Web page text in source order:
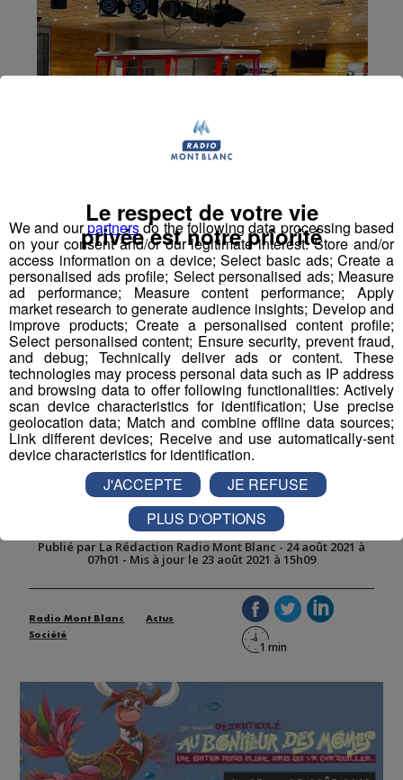
Le Grand-Bornand : Le festival au
Bonheur des mômes a commencé
en version très allégée
Publié par La Rédaction Radio Mont Blanc - 24 août 2021 à
07h01 - Mis à jour le 23 août 2021 à 15h09
Radio Mont Blanc
Actus
Société
We and ourpartnersdo the following data processing based
on your consent and/or our legitimate interest: Store and/or
access information on a device; Select basic ads; Create a
personalised ads profile; Select personalised ads; Measure
ad performance; Measure content performance; Apply
market research to generate audience insights; Develop and
improve products; Create a personalised content profile;
Select personalised content; Ensure security, prevent fraud,
and debug; Technically deliver ads or content. These
technologies may process personal data such as IP address
and browsing data to offer following functionalities: Actively
scan device characteristics for identification; Use precise
geolocation data; Match and combine offline data sources;
Link different devices; Receive and use automatically-sent
device characteristics for identification.
Le respect de votre vie
privée est notre priorité
J'ACCEPTE
JE REFUSE
PLUS D'OPTIONS